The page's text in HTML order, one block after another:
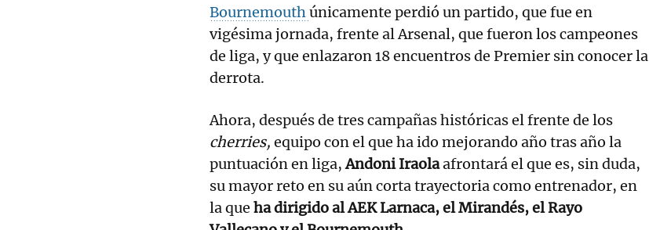
Bournemouthúnicamente perdió un partido, que fue en
vigésima jornada, frente al Arsenal, que fueron los campeones
de liga, y que enlazaron 18 encuentros de Premier sin conocer la
derrota.
Ahora, después de tres campañas históricas el frente de los
cherries, equipo con el que ha ido mejorando año tras año la
puntuación en liga,Andoni Iraolaafrontará el que es, sin duda,
su mayor reto en su aún corta trayectoria como entrenador, en
la que ha dirigido al AEK Larnaca, el Mirandés, el Rayo